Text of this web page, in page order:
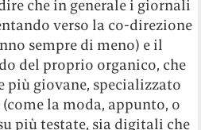
che in generale i giornali
verso la co-direzione
sempre di meno) e il
del proprio organico, che
più giovane, specializzato
la moda, appunto, o
più testate, sia digitali che